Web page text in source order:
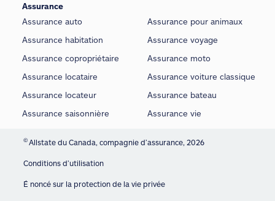
Assurance
Assurance auto
Assurance habitation
Assurance copropriétaire
Assurance locataire
Assurance locateur
Assurance saisonnière
Assurance pour animaux
Assurance voyage
Assurance moto
Assurance voiture classique
Assurance bateau
Assurance vie
©Allstate du Canada, compagnie d’assurance, 2026
Conditions d’utilisation
É noncé sur la protection de la vie privée